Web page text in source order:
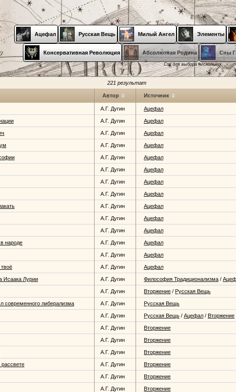
Ацефал Русская Вещь Милый Ангел Элементы
Консервативная Революция Абсолютная Родина Сны
Ctrl для выбора нескольких
221 результат
Автор Источник
А.Г. Дугин Ацефал
А.Г. Дугин Ацефал
А.Г. Дугин Ацефал
А.Г. Дугин Ацефал
А.Г. Дугин Ацефал
А.Г. Дугин Ацефал
А.Г. Дугин Ацефал
А.Г. Дугин Ацефал
А.Г. Дугин Ацефал
А.Г. Дугин Ацефал
А.Г. Дугин Ацефал
народе А.Г. Дугин Ацефал
А.Г. Дугин Ацефал
А.Г. Дугин Ацефал
Исаака Лурии А.Г. Дугин Философия Традиционализма /
А.Г. Дугин Вторжение / Русская Вещь
современного либерализма А.Г. Дугин Русская Вещь
А.Г. Дугин Русская Вещь / Ацефал / Вторжение
А.Г. Дугин Вторжение
А.Г. Дугин Вторжение
А.Г. Дугин Вторжение
А.Г. Дугин Вторжение
А.Г. Дугин Вторжение
А.Г. Дугин Вторжение